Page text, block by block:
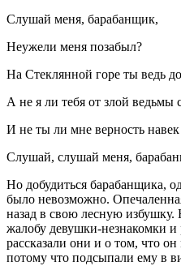
Слушай меня, барабанщик,
Неужели меня позабыл?
На Стеклянной горе ты ведь
А не я ли тебя от злой ведьмы
И не ты ли мне верность
Слушай, слушай меня,
Но добудиться барабанщика,
было невозможно.
назад в свою лесную
жалобу девушки-незнакомки и
рассказали они и о том, что
потому что подсыпали ему в